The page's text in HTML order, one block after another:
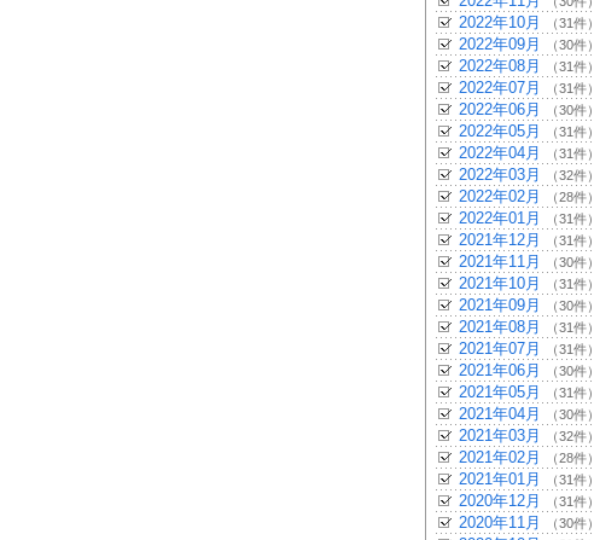
2022年10月 （31件）
2022年09月 （30件）
2022年08月 （31件）
2022年07月 （31件）
2022年06月 （30件）
2022年05月 （31件）
2022年04月 （31件）
2022年03月 （32件）
2022年02月 （28件）
2022年01月 （31件）
2021年12月 （31件）
2021年11月 （30件）
2021年10月 （31件）
2021年09月 （30件）
2021年08月 （31件）
2021年07月 （31件）
2021年06月 （30件）
2021年05月 （31件）
2021年04月 （30件）
2021年03月 （32件）
2021年02月 （28件）
2021年01月 （31件）
2020年12月 （31件）
2020年11月 （30件）